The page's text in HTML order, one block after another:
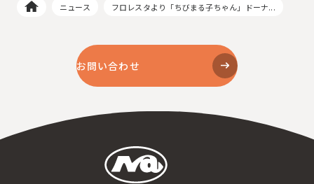
ニュース フロレスタより「ちびまる子ちゃん」ドーナ...
お問い合わせ